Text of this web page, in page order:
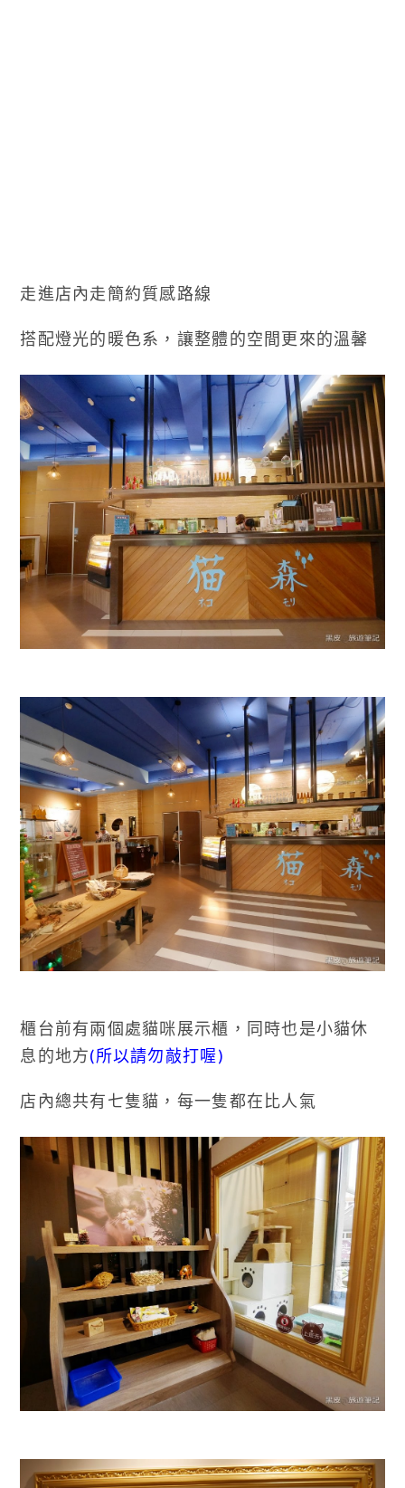
走進店內走簡約質感路線
搭配燈光的暖色系，讓整體的空間更來的溫馨
櫃台前有兩個處貓咪展示櫃，同時也是小貓休
息的地方(所以請勿敲打喔)
店內總共有七隻貓，每一隻都在比人氣